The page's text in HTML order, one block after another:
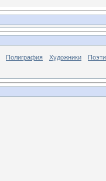
Полиграфия Художники